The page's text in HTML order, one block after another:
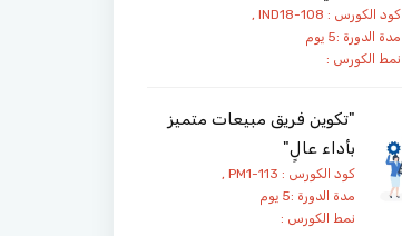
كود الكورس : IND18-108 ,
مدة الدورة :5 يوم
نمط الكورس :
"تكوين فريق مبيعات متميز
بأداء عالٍ"
كود الكورس : PM1-113 ,
مدة الدورة :5 يوم
نمط الكورس :